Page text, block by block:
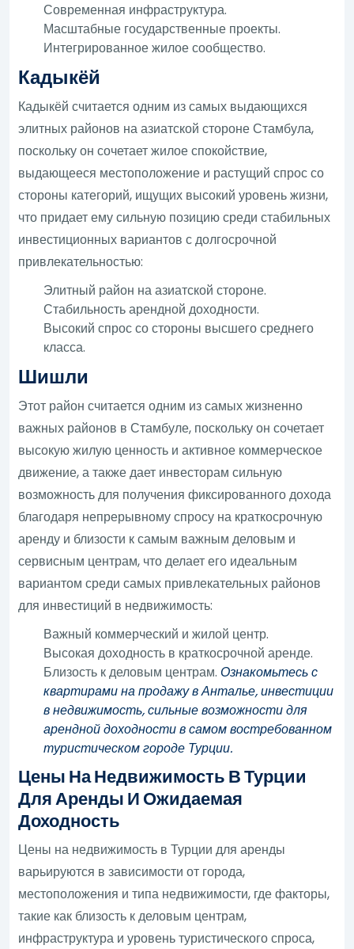
Современная инфраструктура.
Масштабные государственные проекты.
Интегрированное жилое сообщество.
Кадыкёй
Кадыкёй считается одним из самых выдающихся
элитных районов на азиатской стороне Стамбула,
поскольку он сочетает жилое спокойствие,
выдающееся местоположение и растущий спрос со
стороны категорий, ищущих высокий уровень жизни,
что придает ему сильную позицию среди стабильных
инвестиционных вариантов с долгосрочной
привлекательностью:
Элитный район на азиатской стороне.
Стабильность арендной доходности.
Высокий спрос со стороны высшего среднего
класса.
Шишли
Этот район считается одним из самых жизненно
важных районов в Стамбуле, поскольку он сочетает
высокую жилую ценность и активное коммерческое
движение, а также дает инвесторам сильную
возможность для получения фиксированного дохода
благодаря непрерывному спросу на краткосрочную
аренду и близости к самым важным деловым и
сервисным центрам, что делает его идеальным
вариантом среди самых привлекательных районов
для инвестиций в недвижимость:
Важный коммерческий и жилой центр.
Высокая доходность в краткосрочной аренде.
Близость к деловым центрам.Ознакомьтесь с
квартирами на продажу в Анталье, инвестиции
в недвижимость, сильные возможности для
арендной доходности в самом востребованном
туристическом городе Турции.
Цены На Недвижимость В Турции
Для Аренды И Ожидаемая
Доходность
Цены на недвижимость в Турции для аренды
варьируются в зависимости от города,
местоположения и типа недвижимости, где факторы,
такие как близость к деловым центрам,
инфраструктура и уровень туристического спроса,